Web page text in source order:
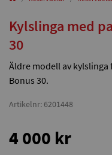
Kylslinga med
30
Äldre modell av
Bonus 30.
Artikelnr: 6201448
4 000 kr